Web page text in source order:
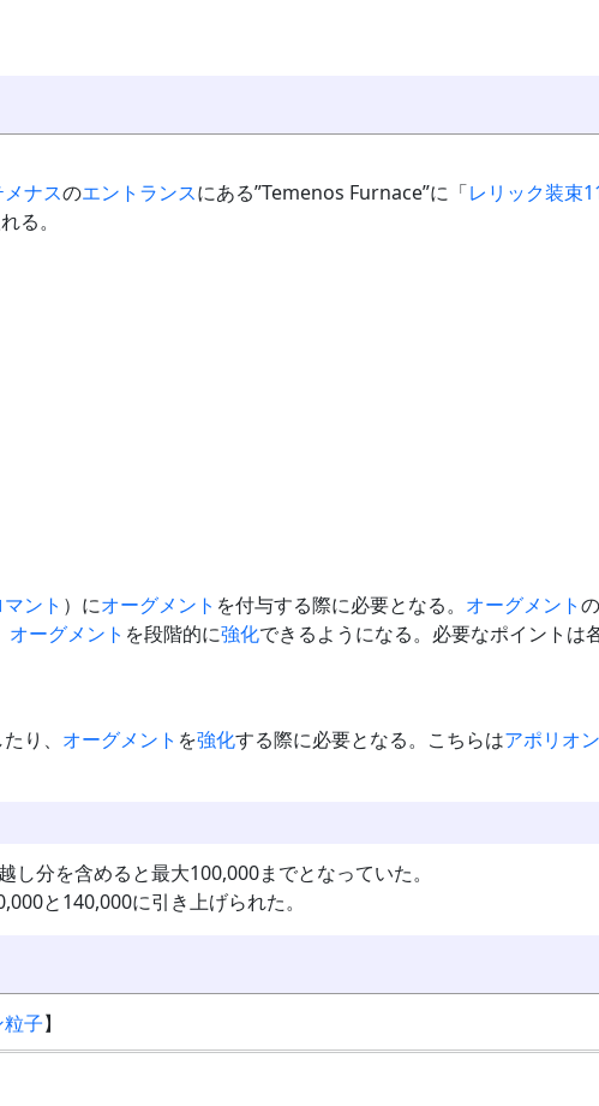
メナスのエントランスにある”Temenos Furnace”に「レリック装束
る。
ント ）にオーグメント を付与する際に必要となる。 オーグメント
オーグメント を段階的に強化できるようになる。必要なポイントは
り、 オーグメント を強化する際に必要となる。こちらはアポリオ
分を含めると最大100,000までとなっていた。
と140,000に引き上げられた。
子】